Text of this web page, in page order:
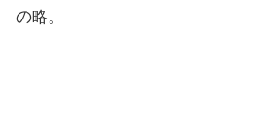
の略。